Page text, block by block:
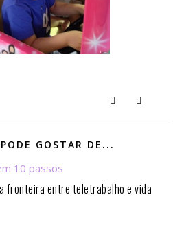
GOSTAR DE...
fronteira entre teletrabalho e vida